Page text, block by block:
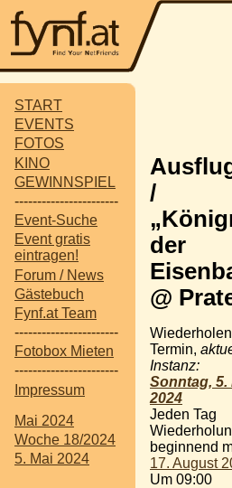
START
EVENTS
FOTOS
KINO
GEWINNSPIEL
-----------------------
Event-Suche
Event gratis
eintragen!
Forum / News
Gästebuch
Fynf.at Team
-----------------------
Fotobox Mieten
-----------------------
Impressum
Mai 2024
Woche 18/2024
5. Mai 2024
/
der
@
Termin,
Instanz:
Sonntag, 5.
2024
Jeden Tag
beginnend
17. August
Um 09:00